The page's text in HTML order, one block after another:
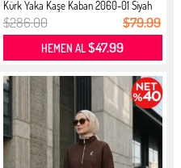
Kürk Yaka Kaşe Kaban 2060-01 Siyah
$286.00 $79.99
HEMEN AL$47.99